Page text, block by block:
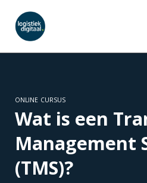
OVER
ONLINE CURSUS
Wat is een
Management
(TMS)?